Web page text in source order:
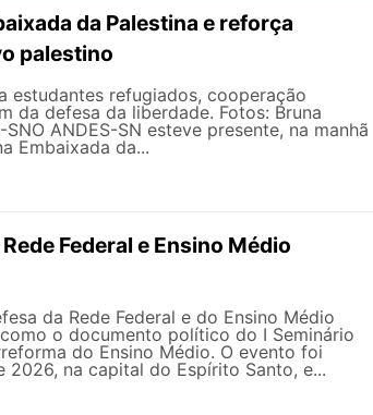
da Palestina e reforça
palestino
estudantes refugiados, cooperação
da defesa da liberdade. Fotos: Bruna
O ANDES-SN esteve presente, na manhã
Embaixada da...
Federal e Ensino Médio
da Rede Federal e do Ensino Médio
o documento político do I Seminário
do Ensino Médio. O evento foi
2026, na capital do Espírito Santo, e...